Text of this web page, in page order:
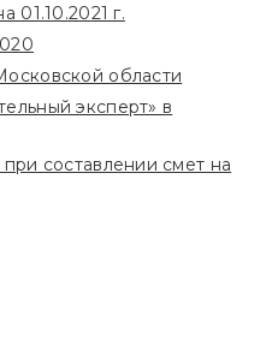
01.10.2021 г.
области
эксперт» в
составлении смет на